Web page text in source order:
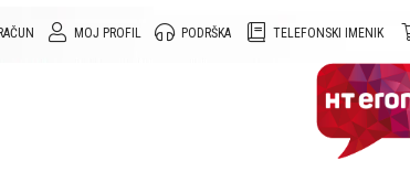
TELEFONSKI IMENIK
PODRŠKA
MOJ PROFIL